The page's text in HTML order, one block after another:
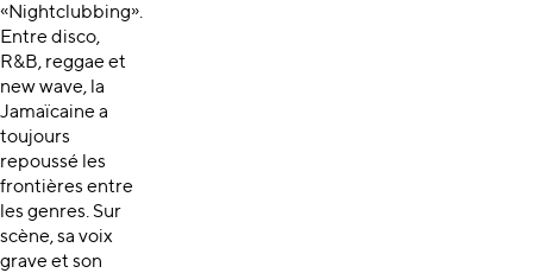
«Nightclubbing».
Entre disco,
R&B, reggae et
new wave, la
Jamaïcaine a
toujours
repoussé les
frontières entre
les genres. Sur
scène, sa voix
grave et son